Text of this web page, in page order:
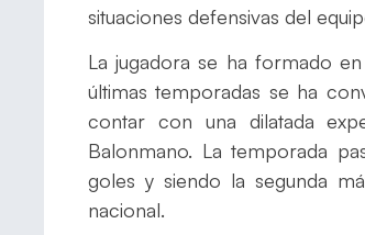
situaciones defensivas del
La jugadora se ha formado
últimas temporadas se ha
contar con una dilatada
Balonmano. La temporada
goles y siendo la segunda
nacional.